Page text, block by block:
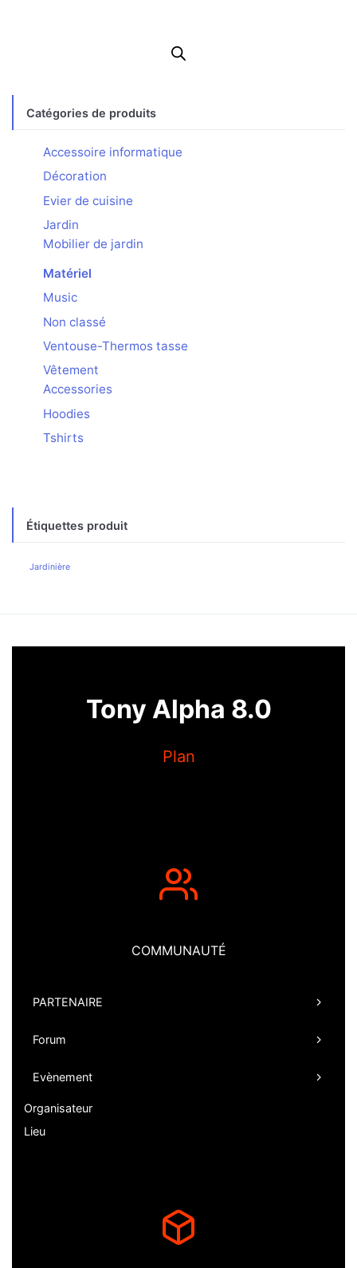
Catégories de produits
Accessoire informatique
Décoration
Evier de cuisine
Jardin
Mobilier de jardin
Matériel
Music
Non classé
Ventouse-Thermos tasse
Vêtement
Accessories
Hoodies
Tshirts
Étiquettes produit
Jardinière
Tony Alpha 8.0
Plan
COMMUNAUTÉ
PARTENAIRE
Forum
Evènement
Organisateur
Lieu